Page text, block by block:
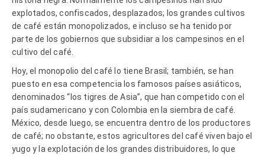
explotados, confiscados, desplazados; los grandes cultivos
de café están monopolizados, e incluso se ha tenido por
parte de los gobiernos que subsidiar a los campesinos en el
cultivo del café.
Hoy, el monopolio del café lo tiene Brasil; también, se han
puesto en esa competencia los famosos países asiáticos,
denominados “los tigres de Asia”, que han competido con el
país sudamericano y con Colombia en la siembra de café.
México, desde luego, se encuentra dentro de los productores
de café; no obstante, estos agricultores del café viven bajo el
yugo y la explotación de los grandes distribuidores, lo que